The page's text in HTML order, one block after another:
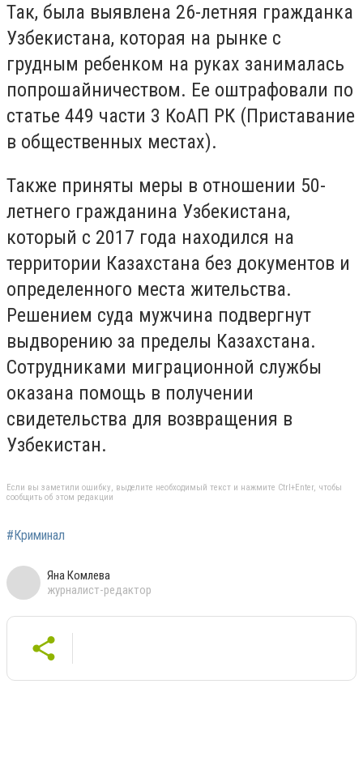
Так, была выявлена 26-летняя гражданка
Узбекистана, которая на рынке с
грудным ребенком на руках занималась
попрошайничеством. Ее оштрафовали по
статье 449 части 3 КоАП РК (Приставание
в общественных местах).
Также приняты меры в отношении 50-
летнего гражданина Узбекистана,
который с 2017 года находился на
территории Казахстана без документов и
определенного места жительства.
Решением суда мужчина подвергнут
выдворению за пределы Казахстана.
Сотрудниками миграционной службы
оказана помощь в получении
свидетельства для возвращения в
Узбекистан.
Если вы заметили ошибку, выделите необходимый текст и нажмите Ctrl+Enter, чтобы
сообщить об этом редакции
#Криминал
Яна Комлева
журналист-редактор